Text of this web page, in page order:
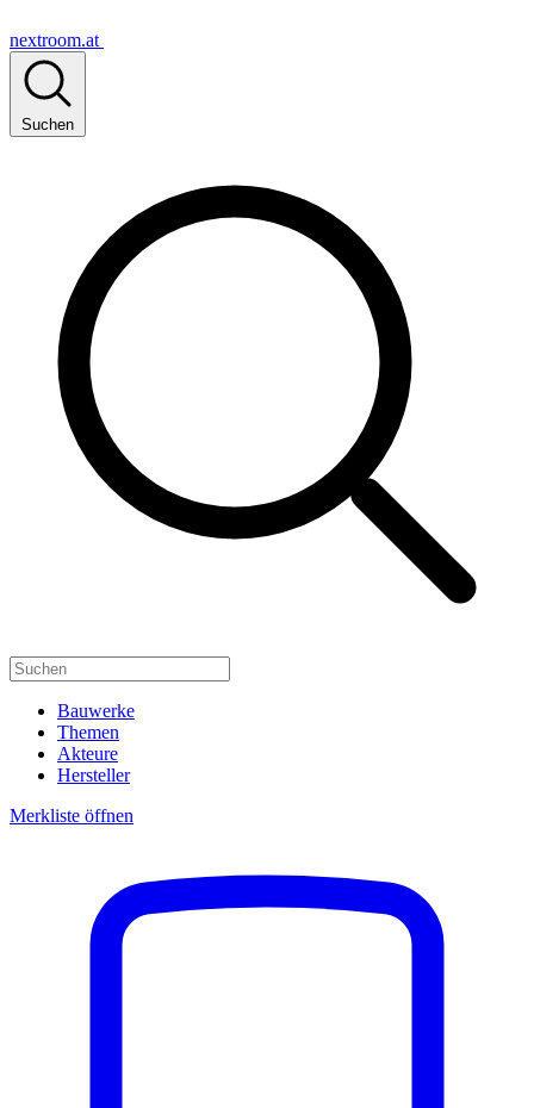
nextroom.at
Suchen
Bauwerke
Themen
Akteure
Hersteller
Merkliste öffnen